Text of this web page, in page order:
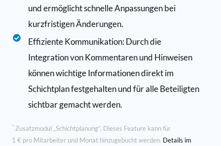
und ermöglicht schnelle Anpassungen bei
kurzfristigen Änderungen.
Effiziente Kommunikation: Durch die
Integration von Kommentaren und Hinweisen
können wichtige Informationen direkt im
Schichtplan festgehalten und für alle Beteiligten
sichtbar gemacht werden.
* Zusatzmodul „Schichtplanung“. Dieses Feature kann für
1 € pro Mitarbeiter und Monat hinzugebucht werden. Details im